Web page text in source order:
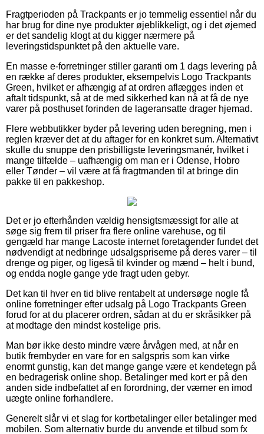
Fragtperioden på Trackpants er jo temmelig essentiel når du
har brug for dine nye produkter øjeblikkeligt, og i det øjemed
er det sandelig klogt at du kigger nærmere på
leveringstidspunktet på den aktuelle vare.
En masse e-forretninger stiller garanti om 1 dags levering på
en række af deres produkter, eksempelvis Logo Trackpants
Green, hvilket er afhængig af at ordren aflægges inden et
aftalt tidspunkt, så at de med sikkerhed kan nå at få de nye
varer på posthuset forinden de lageransatte drager hjemad.
Flere webbutikker byder på levering uden beregning, men i
reglen kræver det at du aftager for en konkret sum. Alternativt
skulle du snuppe den prisbilligste leveringsmanér, hvilket i
mange tilfælde – uafhængig om man er i Odense, Hobro
eller Tønder – vil være at få fragtmanden til at bringe din
pakke til en pakkeshop.
Det er jo efterhånden vældig hensigtsmæssigt for alle at
søge sig frem til priser fra flere online varehuse, og til
gengæld har mange Lacoste internet foretagender fundet det
nødvendigt at nedbringe udsalgspriserne på deres varer – til
drenge og piger, og ligeså til kvinder og mænd – helt i bund,
og endda nogle gange yde fragt uden gebyr.
Det kan til hver en tid blive rentabelt at undersøge nogle få
online forretninger efter udsalg på Logo Trackpants Green
forud for at du placerer ordren, sådan at du er skråsikker på
at modtage den mindst kostelige pris.
Man bør ikke desto mindre være årvågen med, at når en
butik frembyder en vare for en salgspris som kan virke
enormt gunstig, kan det mange gange være et kendetegn på
en bedragerisk online shop. Betalinger med kort er på den
anden side indbefattet af en forordning, der værner en imod
uægte online forhandlere.
Generelt slår vi et slag for kortbetalinger eller betalinger med
mobilen. Som alternativ burde du anvende et tilbud som fx